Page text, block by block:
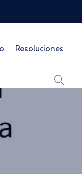
Resoluciones